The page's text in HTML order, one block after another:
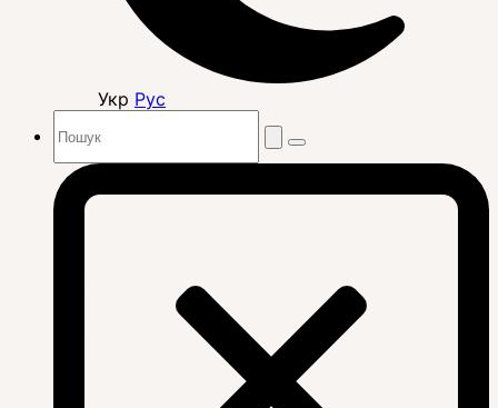
Укр Рус